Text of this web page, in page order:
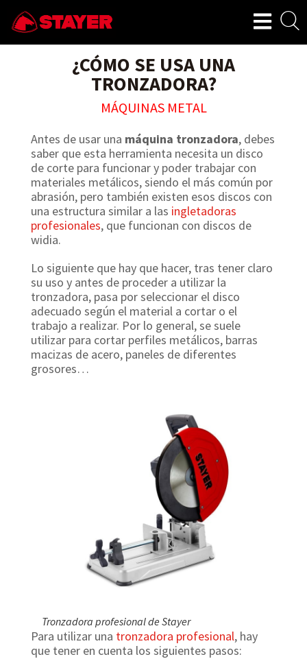
¿CÓMO SE USA UNA
TRONZADORA?
MÁQUINAS METAL
Antes de usar una máquina tronzadora, debes
saber que esta herramienta necesita un disco
de corte para funcionar y poder trabajar con
materiales metálicos, siendo el más común por
abrasión, pero también existen esos discos con
una estructura similar a las ingletadoras
profesionales, que funcionan con discos de
widia.
Lo siguiente que hay que hacer, tras tener claro
su uso y antes de proceder a utilizar la
tronzadora, pasa por seleccionar el disco
adecuado según el material a cortar o el
trabajo a realizar. Por lo general, se suele
utilizar para cortar perfiles metálicos, barras
macizas de acero, paneles de diferentes
grosores…
Tronzadora profesional de Stayer
Para utilizar una tronzadora profesional, hay
que tener en cuenta los siguientes pasos: